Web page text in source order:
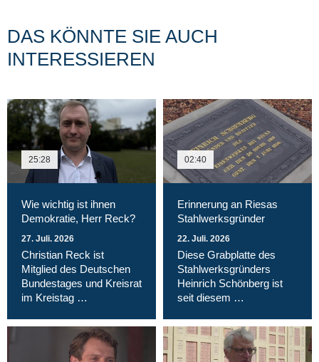
DAS KÖNNTE SIE AUCH
INTERESSIEREN
25:28
Wie wichtig ist ihnen
Demokratie, Herr Reck?
27. Juli. 2026
Christian Reck ist
Mitglied des Deutschen
Bundestages und Kreisrat
im Kreistag …
02:40
Erinnerung an Riesas
Stahlwerksgründer
22. Juli. 2026
Diese Grabplatte des
Stahlwerksgründers
Heinrich Schönberg ist
seit diesem …